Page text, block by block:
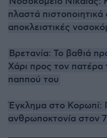
πλαστά
αποκλειστικές
Βρετανία: Το βαθιά
Χάρι προς τον πατέρα
παππού του
Έγκλημα στο Κορωπί:
ανθρωποκτονία στον